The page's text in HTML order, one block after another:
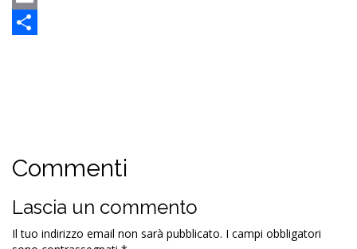
qualsiasi momento, mentre la visione in free in diretta delle
partite di Serie A Enilive da parte di account gratuiti senza
Twitter
WhatsApp